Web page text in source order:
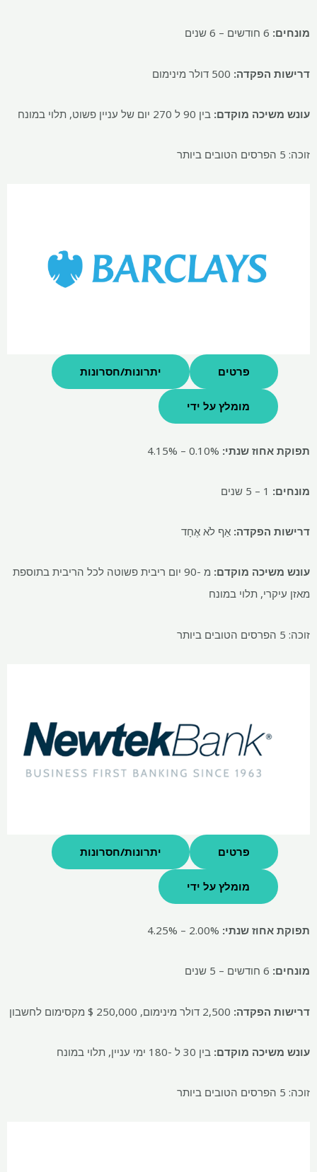
מונחים: 6 חודשים – 6 שנים
דרישות הפקדה:
עונש משיכה מוקדם: בין 90 ל 270 יום של עניין פשוט, תלוי במונח
זוכה: 5 הפרסים הטובים ביותר
פרטים יתרונות/חסרונות
מומלץ על ידי
תפוקת אחוז שנתי: 0.10% – 4.15%
מונחים: 1 – 5 שנים
דרישות הפקדה: אַף לֹא אֶחָד
עונש משיכה מוקדם:
מ -90 יום ריבית פשוטה לכל הריבית בתוספת
מאזן עיקרי, תלוי במונח
זוכה: 5 הפרסים הטובים ביותר
פרטים יתרונות/חסרונות
מומלץ על ידי
תפוקת אחוז שנתי: 2.00% – 4.25%
מונחים: 6 חודשים – 5 שנים
דרישות הפקדה:
עונש משיכה מוקדם: בין 30 ל -180 ימי עניין, תלוי במונח
זוכה: 5 הפרסים הטובים ביותר